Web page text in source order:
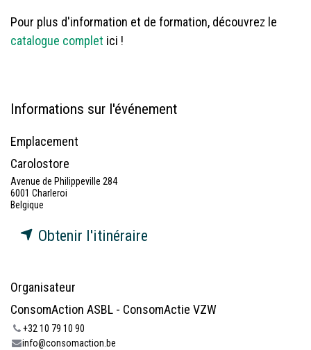
Pour plus d'information et de formation, découvrez le
catalogue complet ici !
Informations sur l'événement
Emplacement
Carolostore
Avenue de Philippeville 284
6001 Charleroi
Belgique
Obtenir l'itinéraire
Organisateur
ConsomAction ASBL - ConsomActie VZW
+32 10 79 10 90
info@consomaction.be